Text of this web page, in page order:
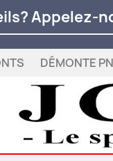
Appelez-
DÉMONTE